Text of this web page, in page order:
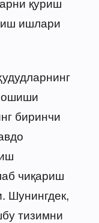
ишлари
ошиши
биринчи
чиқариш
Шунингдек,
тизимни